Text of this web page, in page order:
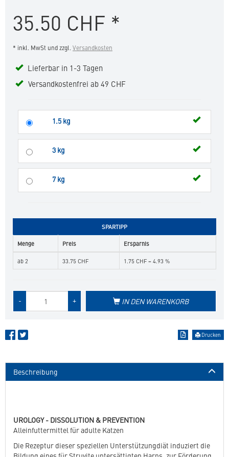
35.50 CHF *
* inkl. MwSt und zzgl.Versandkosten
Lieferbar in 1-3 Tagen
Versandkostenfrei ab 49 CHF
1.5 kg
3 kg
7 kg
SPARTIPP
Menge Preis Ersparnis
ab 2 33.75 CHF 1.75 CHF = 4.93 %
+
- IN DEN WARENKORB
Drucken
Beschreibung
UROLOGY - DISSOLUTION & PREVENTION
Alleinfuttermittel für adulte Katzen
Die Rezeptur dieser speziellen Unterstützungdiät induziert die